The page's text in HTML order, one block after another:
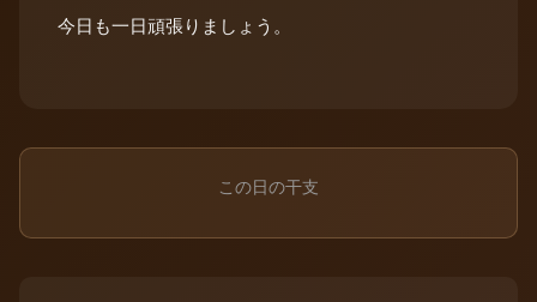
今日も一日頑張りましょう。
この日の干支